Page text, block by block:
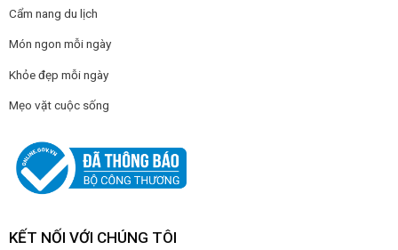
Cẩm nang du lịch
Món ngon mỗi ngày
Khỏe đẹp mỗi ngày
Mẹo vặt cuộc sống
KẾT NỐI VỚI CHÚNG TÔI